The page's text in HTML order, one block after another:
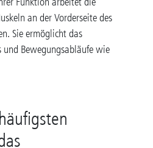
an der Vorderseite des
Sie ermöglicht das
und Bewegungsabläufe wie